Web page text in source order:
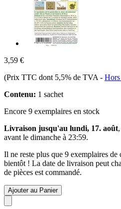
3,59 €
(Prix TTC dont 5,5% de TVA -
Contenu: 1 sachet
Encore 9 exemplaires en stock
Livraison jusqu'au lundi, 17. août
avant le dimanche à 23:59.
Il ne reste plus que 9 exemplaires
bientôt ! La date de livraison peut
de pièces est commandé.
Ajouter au Panier